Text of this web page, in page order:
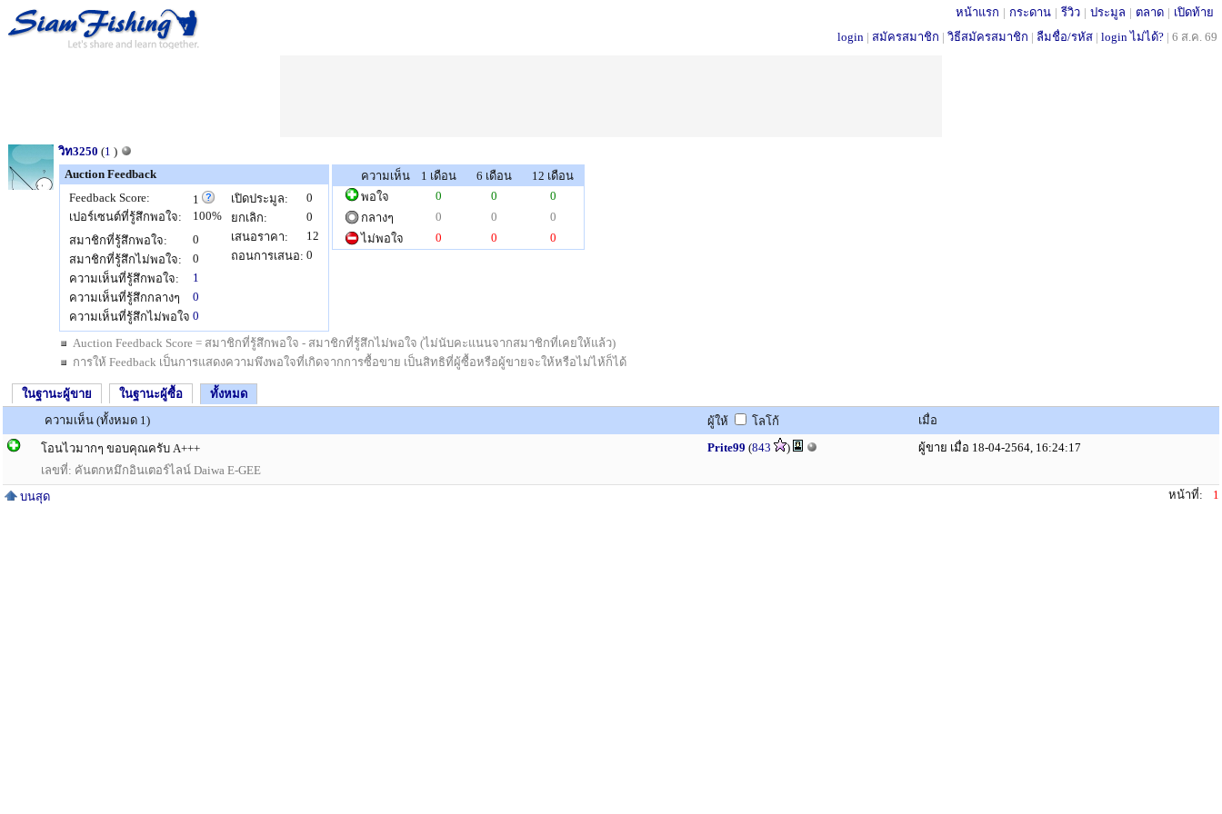
หน้าแรก | กระดาน | รีวิว | ประมูล | ตลาด | เปิดท้าย
login | สมัครสมาชิก | วิธีสมัครสมาชิก | ลืมชื่อ/รหัส | login ไม่ได้? | 6 ส.ค. 69
วิท3250 (1 )
Auction Feedback
Feedback Score:
1
เปอร์เซนต์ที่รู้สึกพอใจ:
100%
สมาชิกที่รู้สึกพอใจ:
0
สมาชิกที่รู้สึกไม่พอใจ:
0
ความเห็นที่รู้สึกพอใจ:
1
ความเห็นที่รู้สึกกลางๆ
0
ความเห็นที่รู้สึกไม่พอใจ 0
เปิดประมูล:
0
ยกเลิก:
0
เสนอราคา:
12
ถอนการเสนอ: 0
ความเห็น 1 เดือน 6 เดือน
12 เดือน
พอใจ
0 0
0
กลางๆ
0 0
0
ไม่พอใจ
0 0 0
Auction Feedback Score = สมาชิกที่รู้สึกพอใจ - สมาชิกที่รู้สึกไม่พอใจ (ไม่นับคะแนนจากสมาชิกที่เคยให้แล้ว)
การให้ Feedback เป็นการแสดงความพึงพอใจที่เกิดจากการซื้อขาย เป็นสิทธิที่ผู้ซื้อหรือผู้ขายจะให้หรือไม่ไห้ก็ได้
ในฐานะผู้ขาย ในฐานะผู้ซื้อ
ทั้งหมด
ความเห็น (ทั้งหมด 1)
ผู้ให้ โลโก้ เมื่อ
โอนไวมากๆ ขอบคุณครับ A+++
เลขที่: คันตกหมึกอินเตอร์ไลน์ Daiwa E-GEE
Prite99 (843 ) ผู้ขาย เมื่อ 18-04-2564, 16:24:17
บนสุด หน้าที่: 1